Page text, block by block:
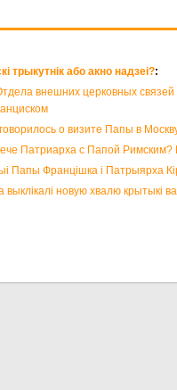
трыкутнік або акно надзеі?:
внешних церковных связей
о визите Папы в
Патриарха с Папой
Папы Францішка і Патрыярха
новую хвалю крытыкі ва